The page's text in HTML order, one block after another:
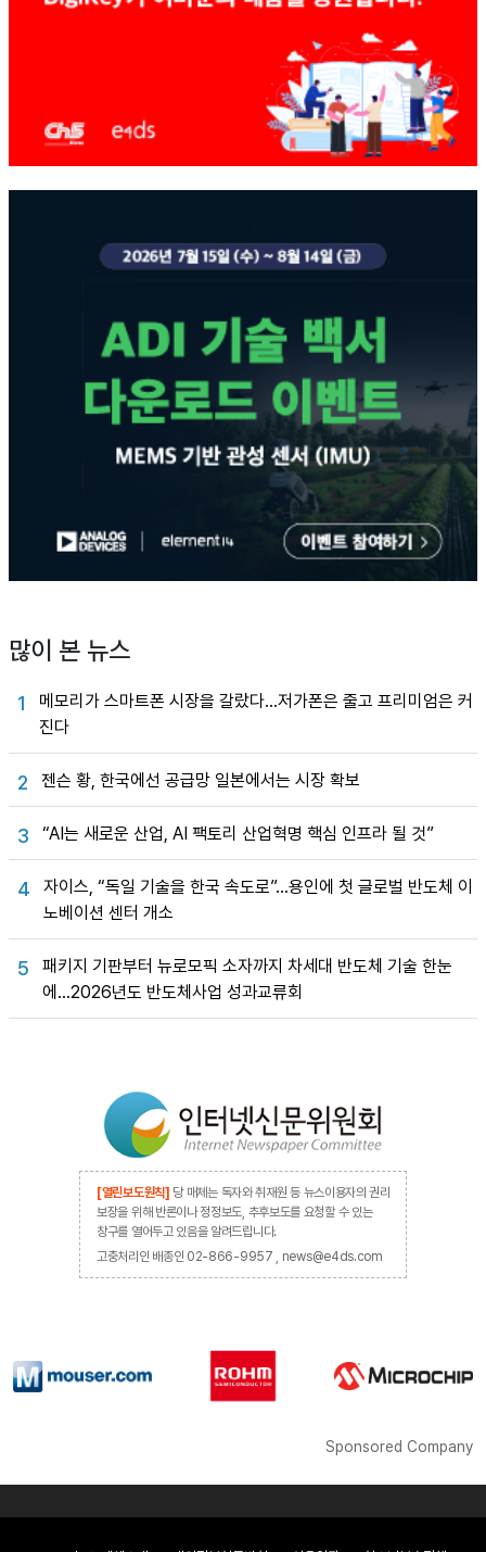
많이 본 뉴스
1
메모리가 스마트폰 시장을 갈랐다…저가폰은 줄고 프리미엄은 커
진다
2 젠슨 황, 한국에선 공급망 일본에서는 시장 확보
3 “AI는 새로운 산업, AI 팩토리 산업혁명 핵심 인프라 될 것”
4
자이스, “독일 기술을 한국 속도로”…용인에 첫 글로벌 반도체 이
노베이션 센터 개소
5
패키지 기판부터 뉴로모픽 소자까지 차세대 반도체 기술 한눈
에…2026년도 반도체사업 성과교류회
[열린보도원칙] 당 매체는 독자와 취재원 등 뉴스이용자의 권리
보장을 위해 반론이나 정정보도, 추후보도를 요청할 수 있는
창구를 열어두고 있음을 알려드립니다.
고충처리인 배종인 02-866-9957 , news@e4ds.com
Sponsored Company